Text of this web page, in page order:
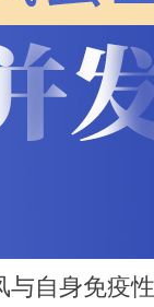
与自身免疫